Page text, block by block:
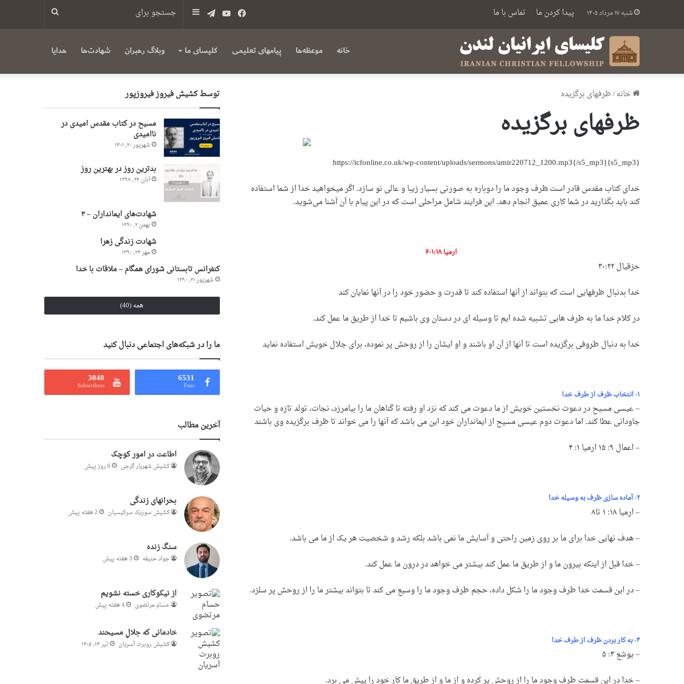
شنبه ۱۷ مرداد ۱۴۰۵ پیدا کردن ما تماس با ما سایدبار تلگرامیوتیوب فیس
خانه موعظه‌ها پیامهای تعلیمی کلیسای ما وبلاگ رهبران شهادت‌ها هدایا
خانه/ظرفهای برگزیده
ظرفهای برگزیده
{s5_mp3}https://icfonline.co.uk/wp-content/uploads/sermons/amir220712_1200.mp3{/s5_mp3}
خدای کتاب مقدس قادر است ‍ظرف وجود ما را دوباره به صورتی بسیار زیبا و عالی نو سازد. اگر میخواهید خدا از شما استفاده
کند باید بگذارید در شما کاری عمیق انجام دهد. این فرایند شامل مراحلی است که در این پیام با آن آشنا می‌شوید.
ارمیا ۱۸:‏۱-‏۶
حزقیال ۲۲:‏۳۰
خدا بدنبال ظرفهایی است که بتواند از آنها استفاده کند تا قدرت و حضور خود را در آنها نمایان کند
در کلام خدا ما به ظرف هایی تشبیه شده ایم تا وسیله ای در دستان وی باشیم تا خدا از طریق ما عمل کند.
خدا به دنبال ظروفی برگزیده است تا آنها از آن او باشند و او ایشان را از روحش پر نموده، برای جلال خویش استفاده نماید
۱- انتخاب ظرف از طرف خدا
– عیسی مسیح در دعوت نخستین خویش از ما دعوت می کند که نزد او رفته تا گناهان ما را بیامرزد، نجات، تولد تازه و حیات
جاودانی عطا کند. اما دعوت دوم عیسی مسیح از ایمانداران خود این می باشد که آنها را می خواند تا ظرف برگزیده وی باشند
– اعمال ۹: ۱۵
ارمیا ۱: ۴
۲- آماده سازی ظرف به وسیله خدا
–ارمیا ۱۸: ۱ تا۸
– هدف نهایی خدا برای ما بر روی زمین راحتی و آسایش ما نمی باشد بلکه رشد و شخصیت هر یک از ما می باشد.
– خدا قبل از اینکه بیرون ما و از طریق ما عمل کند بیشتر می خواهد در درون ما عمل کند.
– در این قسمت خدا ظرف وجود ما را شکل داده، حجم ظرف وجود ما را وسیع می کند تا بتواند بیشتر ما را از روحش پر سلزد.
۳- به کار بردن ظرف از طرف خدا
–یوشع ۳: ۵
– خدا در این قسمت ظرف وجود ما را از روحش پر کرده و از ما و از طریق ما کار خود را پیش می برد.
توسط کشیش فیروز فیروزپور
مسیح در کتاب مقدس امیدی در
ناامیدی
شهریور ۲۰, ۱۴۰۱
بدترین روز در بهترین روز
آبان ۲۶, ۱۳۹۸
شهادت‌های ایمانداران – ۳
بهمن ۲, ۱۳۹۰
شهادت زندگی زهرا
مهر ۲۴, ۱۳۹۰
کنفرانس تابستانی شورای همگام – ملاقات با خدا
شهریور ۲۱, ۱۳۹۰
همه (40)
ما را در شبکه‌های اجتماعی دنبال کنید
6531
Fans
3040
Subscribers
آخرین مطالب
اطاعت در امور کوچک
کشیش شهریار گرجى 6 روز پیش
بحرانهای زندگی
کشیش سوریک سرکیسیان 2 هفته پیش
سنگ زنده
جواد حنیفه 3 هفته پیش
از نیکوکاری خسته نشویم
حسام مرتضوی 4 هفته پیش
خادمانی که جلالِ مسیحند
کشیش روبرت آسریان تیر ۱۴, ۱۴۰۵